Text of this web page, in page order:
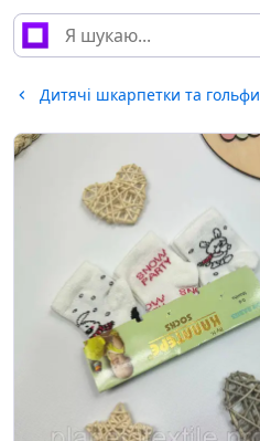
Дитячі шкарпетки та гольфи